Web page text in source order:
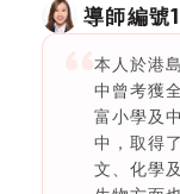
導師編號
本人於港
中曾考獲
富小學及
中，取得
文、化學